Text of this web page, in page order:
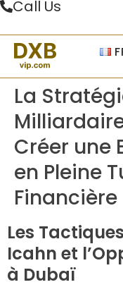
Call Us
La
Créer une
en Pleine
Financière
Les
Icahn et
à Dubaï